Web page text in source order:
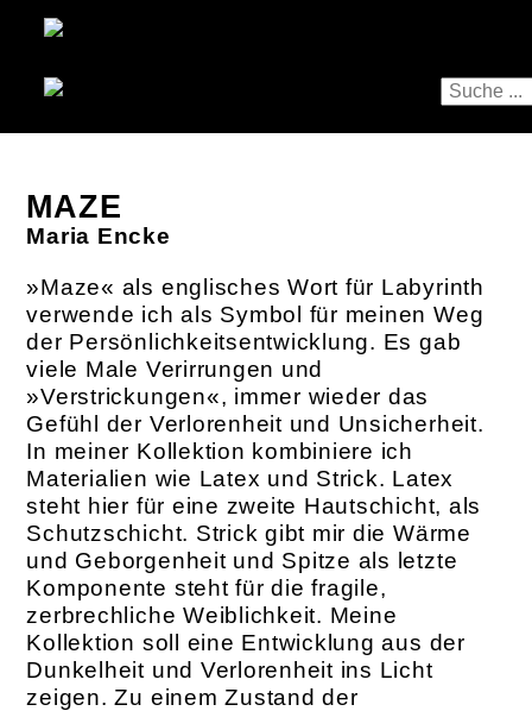
MAZE
Maria Encke
»Maze« als englisches Wort für Labyrinth
verwende ich als Symbol für meinen Weg
der Persönlichkeitsentwicklung. Es gab
viele Male Verirrungen und
»Verstrickungen«, immer wieder das
Gefühl der Verlorenheit und Unsicherheit.
In meiner Kollektion kombiniere ich
Materialien wie Latex und Strick. Latex
steht hier für eine zweite Hautschicht, als
Schutzschicht. Strick gibt mir die Wärme
und Geborgenheit und Spitze als letzte
Komponente steht für die fragile,
zerbrechliche Weiblichkeit. Meine
Kollektion soll eine Entwicklung aus der
Dunkelheit und Verlorenheit ins Licht
zeigen. Zu einem Zustand der